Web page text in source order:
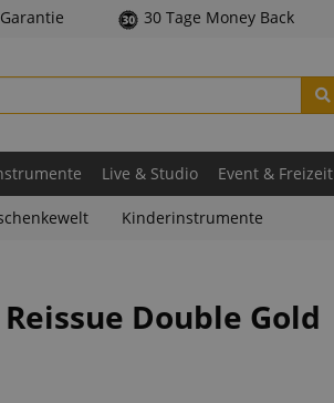
30 Tage Money Back
Live & Studio Event & Freizeit
Kinderinstrumente
Double Gold